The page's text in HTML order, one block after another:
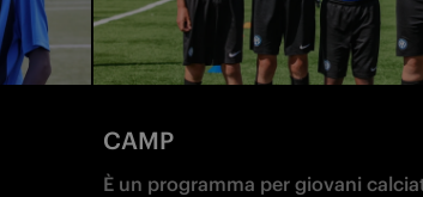
CAMP
È un programma per giovani